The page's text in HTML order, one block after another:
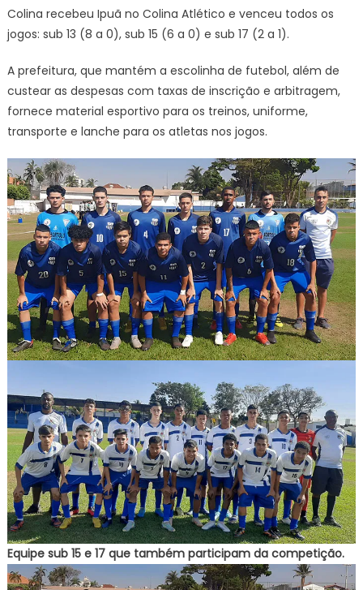
Colina recebeu Ipuã no Colina Atlético e venceu todos os
jogos: sub 13 (8 a 0), sub 15 (6 a 0) e sub 17 (2 a 1).
A prefeitura, que mantém a escolinha de futebol, além de
custear as despesas com taxas de inscrição e arbitragem,
fornece material esportivo para os treinos, uniforme,
transporte e lanche para os atletas nos jogos.
Equipe sub 15 e 17 que também participam da competição.